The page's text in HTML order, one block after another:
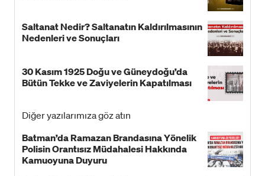
Saltanat Nedir? Saltanatın Kaldırılmasının
Nedenleri ve Sonuçları
30 Kasım 1925 Doğu ve Güneydoğu’da
Bütün Tekke ve Zaviyelerin Kapatılması
Diğer yazılarımıza göz atın
Batman’da Ramazan Brandasına Yönelik
Polisin Orantısız Müdahalesi Hakkında
Kamuoyuna Duyuru